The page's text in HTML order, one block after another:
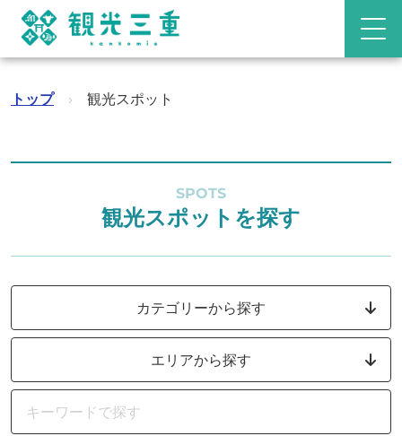
トップ › 観光スポット
SPOTS
観光スポットを探す
カテゴリーから探す
エリアから探す